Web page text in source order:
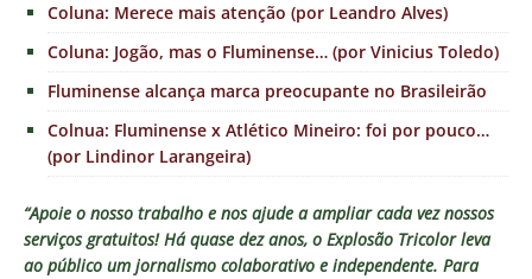
Coluna: Merece mais atenção (por Leandro Alves)
Coluna: Jogão, mas o Fluminense… (por Vinicius Toledo)
Fluminense alcança marca preocupante no Brasileirão
Colnua: Fluminense x Atlético Mineiro: foi por pouco…
(por Lindinor Larangeira)
“Apoie o nosso trabalho e nos ajude a ampliar cada vez nossos
serviços gratuitos!Há quase dez anos, o Explosão Tricolor leva
ao público um jornalismo colaborativo e independente. Para